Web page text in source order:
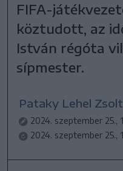
FIFA-
köztudott, az
István régóta
sípmester.
Pataky Lehel Zsolt
2024. szeptember 25.,
2024. szeptember 25.,